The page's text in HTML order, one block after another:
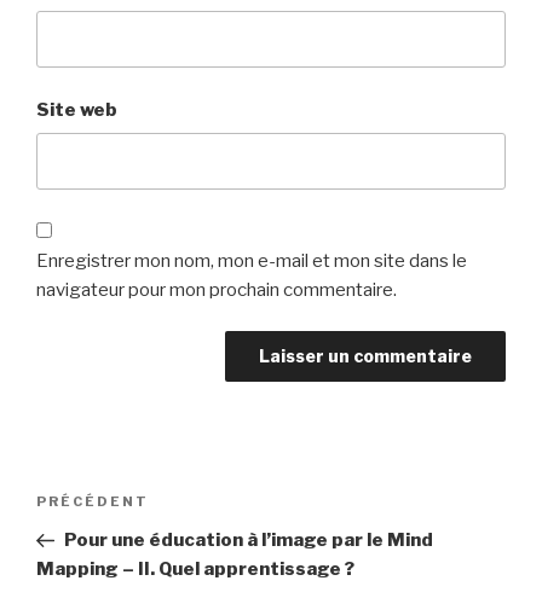
Site web
Enregistrer mon nom, mon e-mail et mon site dans le
navigateur pour mon prochain commentaire.
Navigation
l’article
Article
précédent
PRÉCÉDENT
Pour une éducation à l’image par le Mind
Mapping – II. Quel apprentissage ?